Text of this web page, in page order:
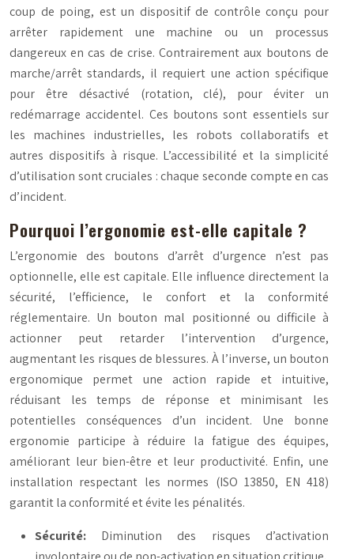
coup de poing, est un dispositif de contrôle conçu pour
arrêter rapidement une machine ou un processus
dangereux en cas de crise. Contrairement aux boutons de
marche/arrêt standards, il requiert une action spécifique
pour être désactivé (rotation, clé), pour éviter un
redémarrage accidentel. Ces boutons sont essentiels sur
les machines industrielles, les robots collaboratifs et
autres dispositifs à risque. L’accessibilité et la simplicité
d’utilisation sont cruciales : chaque seconde compte en cas
d’incident.
Pourquoi l’ergonomie est-elle capitale ?
L’ergonomie des boutons d’arrêt d’urgence n’est pas
optionnelle, elle est capitale. Elle influence directement la
sécurité, l’efficience, le confort et la conformité
réglementaire. Un bouton mal positionné ou difficile à
actionner peut retarder l’intervention d’urgence,
augmentant les risques de blessures. À l’inverse, un bouton
ergonomique permet une action rapide et intuitive,
réduisant les temps de réponse et minimisant les
potentielles conséquences d’un incident. Une bonne
ergonomie participe à réduire la fatigue des équipes,
améliorant leur bien-être et leur productivité. Enfin, une
installation respectant les normes (ISO 13850, EN 418)
garantit la conformité et évite les pénalités.
Sécurité: Diminution des risques d’activation